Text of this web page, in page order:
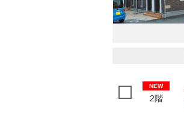
NEW
2階